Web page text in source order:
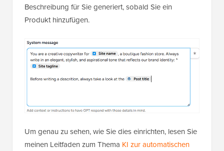
Beschreibung für Sie generiert, sobald Sie ein
Produkt hinzufügen.
Um genau zu sehen, wie Sie dies einrichten, lesen Sie
meinen Leitfaden zum Thema KI zur automatischen